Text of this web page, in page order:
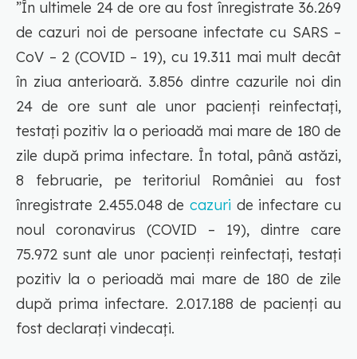
”În ultimele 24 de ore au fost înregistrate 36.269
de cazuri noi de persoane infectate cu SARS –
CoV – 2 (COVID – 19), cu 19.311 mai mult decât
în ziua anterioară. 3.856 dintre cazurile noi din
24 de ore sunt ale unor pacienți reinfectați,
testați pozitiv la o perioadă mai mare de 180 de
zile după prima infectare. În total, până astăzi,
8 februarie, pe teritoriul României au fost
înregistrate 2.455.048 de cazuri de infectare cu
noul coronavirus (COVID – 19), dintre care
75.972 sunt ale unor pacienți reinfectați, testați
pozitiv la o perioadă mai mare de 180 de zile
după prima infectare. 2.017.188 de pacienți au
fost declarați vindecați.